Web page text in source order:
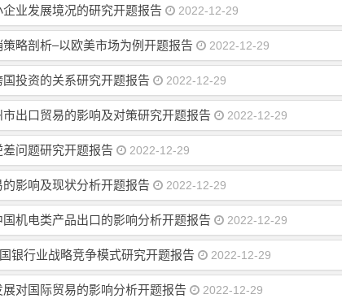
业发展境况的研究开题报告 2022-12-29
略剖析–以欧美市场为例开题报告 2022-12-29
投资的关系研究开题报告 2022-12-29
出口贸易的影响及对策研究开题报告 2022-12-29
问题研究开题报告 2022-12-29
影响及现状分析开题报告 2022-12-29
机电类产品出口的影响分析开题报告 2022-12-29
银行业战略竞争模式研究开题报告 2022-12-29
对国际贸易的影响分析开题报告 2022-12-29